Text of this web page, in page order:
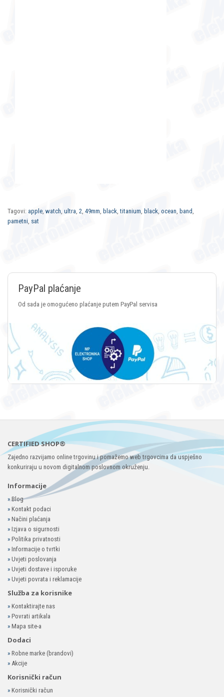
Tagovi: apple, watch, ultra, 2, 49mm, black,titanium, black, ocean, band,
pametni, sat
plaćanje putem PayPal servisa
CERTIFIED SHOP®
Zajedno razvijamo online trgovinu i pomažemo web trgovcima da uspješno
konkuriraju u novom digitalnom poslovnom okruženju.
Informacije
»Blog
» Kontakt podaci
» Načini plaćanja
» Izjava o sigurnosti
» Politika privatnosti
» Informacije o tvrtki
» Uvjeti poslovanja
» Uvjeti dostave i isporuke
» Uvjeti povrata i reklamacije
Služba za korisnike
» Kontaktirajte nas
» Povrati artikala
» Mapa site-a
Dodaci
» Robne marke (brandovi)
» Akcije
Korisnički račun
» Korisnički račun